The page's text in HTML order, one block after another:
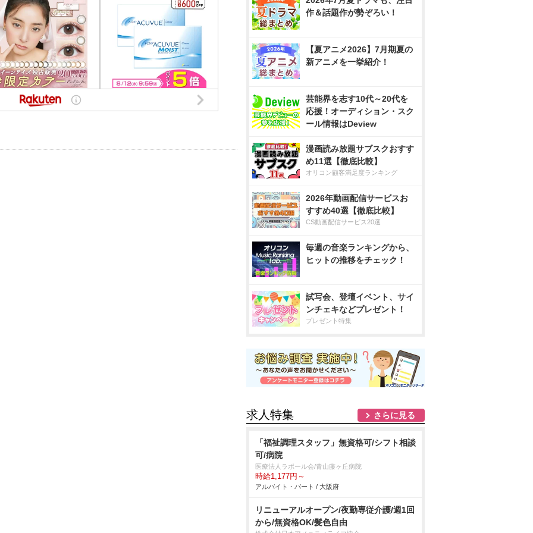
作＆話題作が勢ぞろい！
【夏アニメ2026】7月期夏の
新アニメを一挙紹介！
芸能界を志す10代～20代を
応援！オーディション・スク
ール情報はDeview
漫画読み放題サブスクおすす
め11選【徹底比較】
オリコン顧客満足度ランキング
2026年動画配信サービスお
すすめ40選【徹底比較】
CS動画配信サービス20選
毎週の音楽ランキングから、
ヒットの推移をチェック！
試写会、登壇イベント、サイ
ンチェキなどプレゼント！
プレゼント特集
求人特集 さらに見る
「福祉調理スタッフ」無資格可/シフト相談
可/病院
医療法人ラポール会/青山藤ヶ丘病院
時給1,177円～
アルバイト・パート / 大阪府
リニューアルオープン/夜勤専従介護/週1回
から/無資格OK/髪色自由